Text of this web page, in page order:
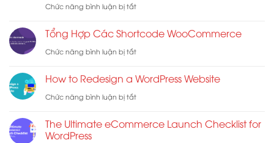
Chức năng bình luận bị tắtở
Dẫn
Tính
Hóa
Tổng Hợp Các Shortcode WooCommerce
Chức năng bình luận bị tắtở
Hợp
Shortcode
How to Redesign a WordPress Website
Chức năng bình luận bị tắtở
to
The Ultimate eCommerce Launch Checklist for
WordPress